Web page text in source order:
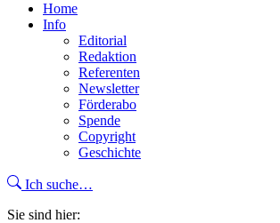
Home
Info
Editorial
Redaktion
Referenten
Newsletter
Förderabo
Spende
Copyright
Geschichte
Ich suche…
Sie sind hier: